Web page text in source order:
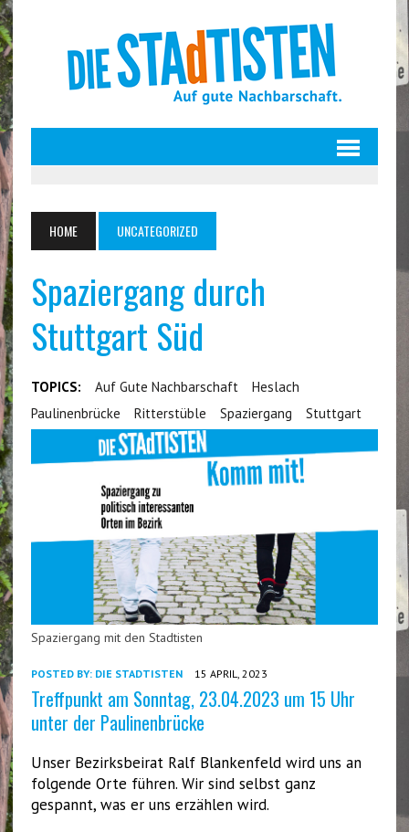
HOME UNCATEGORIZED
Spaziergang durch
Stuttgart Süd
TOPICS: Auf Gute Nachbarschaft
Heslach
Paulinenbrücke
Ritterstüble Spaziergang Stuttgart
Spaziergang mit den Stadtisten
POSTED BY: DIE STADTISTEN 15 APRIL, 2023
Treffpunkt am Sonntag, 23.04.2023 um 15 Uhr
unter der Paulinenbrücke
Unser Bezirksbeirat Ralf Blankenfeld wird uns an
folgende Orte führen. Wir sind selbst ganz
gespannt, was er uns erzählen wird.